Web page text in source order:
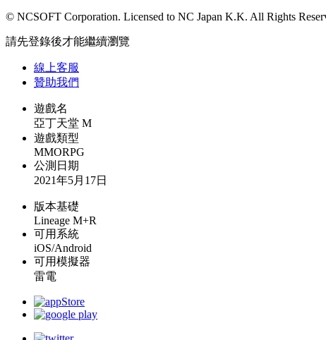
© NCSOFT Corporation. Licensed to NC Japan K.K. All Rights
請先登錄後才能繼續瀏覽
線上客服
贊助我們
遊戲名
亞丁天堂 M
遊戲類型
MMORPG
公測日期
2021年5月17日
版本基礎
Lineage M+R
可用系統
iOS/Android
可用模擬器
雷電